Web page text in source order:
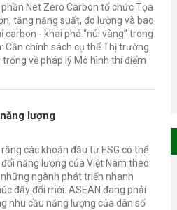
Net Zero Carbon tổ chức Tọa
tăng năng suất, đo lường và bao
- khai phá “núi vàng” trong
Cần chính sách cụ thể Thị trường
về pháp lý Mô hình thí điểm
lượng
các khoản đầu tư ESG có thể
năng lượng của Việt Nam theo
ngành phát triển nhanh
đẩy đổi mới. ASEAN đang phải
nhu cầu năng lượng của dân số